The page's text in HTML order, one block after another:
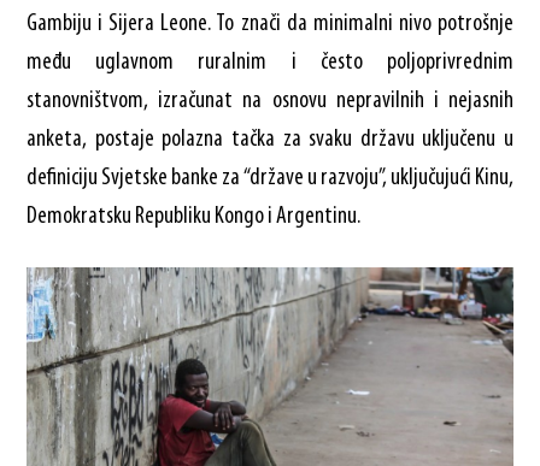
Gambiju i Sijera Leone. To znači da minimalni nivo potrošnje
među uglavnom ruralnim i često poljoprivrednim
stanovništvom, izračunat na osnovu nepravilnih i nejasnih
anketa, postaje polazna tačka za svaku državu uključenu u
definiciju Svjetske banke za “države u razvoju”, uključujući Kinu,
Demokratsku Republiku Kongo i Argentinu.